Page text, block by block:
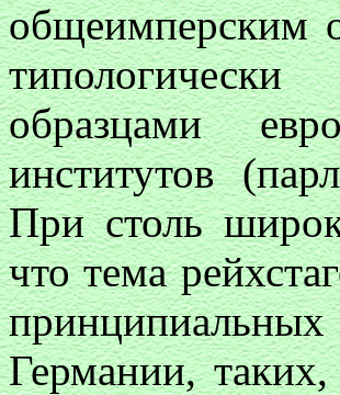
общеимперским
образцами
институтов
При столь
что тема
Германии,